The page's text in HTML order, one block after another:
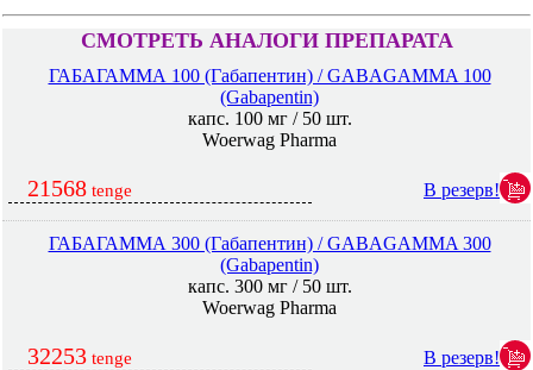
СМОТРЕТЬ АНАЛОГИ ПРЕПАРАТА
ГАБАГАММА 100 (Габапентин) / GABAGAMMA 100
(Gabapentin)
капс. 100 мг / 50 шт.
Woerwag Pharma
21568 tenge В резерв!
ГАБАГАММА 300 (Габапентин) / GABAGAMMA 300
(Gabapentin)
капс. 300 мг / 50 шт.
Woerwag Pharma
32253 tenge В резерв!